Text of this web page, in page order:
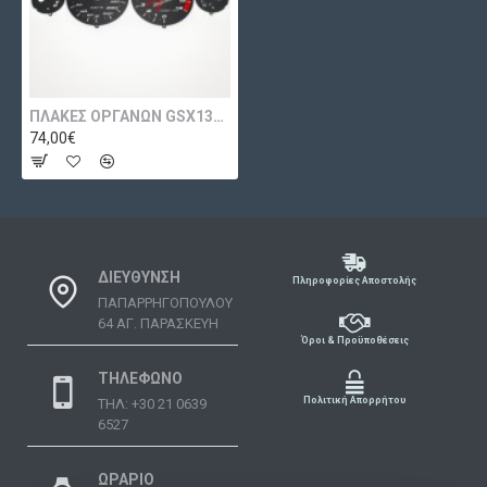
ΠΛΑΚΕΣ ΟΡΓΑΝΩΝ GSX1300R HAYABUSA 2001-2007
74,00€
ΔΙΕΥΘΥΝΣΗ
ΠΑΠΑΡΡΗΓΟΠΟΥΛΟΥ
64 ΑΓ. ΠΑΡΑΣΚΕΥΗ
ΤΗΛΕΦΩΝΟ
ΤΗΛ: +30 21 0639
6527
ΩΡΑΡΙΟ
Πληροφορίες Αποστολής
Όροι & Προϋποθέσεις
Πολιτική Απορρήτου